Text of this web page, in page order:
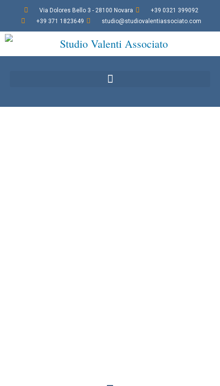
Via Dolores Bello 3 - 28100 Novara
+39 0321 399092
+39 371 1823649
studio@studiovalentiassociato.com